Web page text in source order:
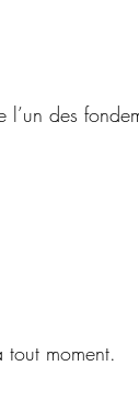
des
tout moment.